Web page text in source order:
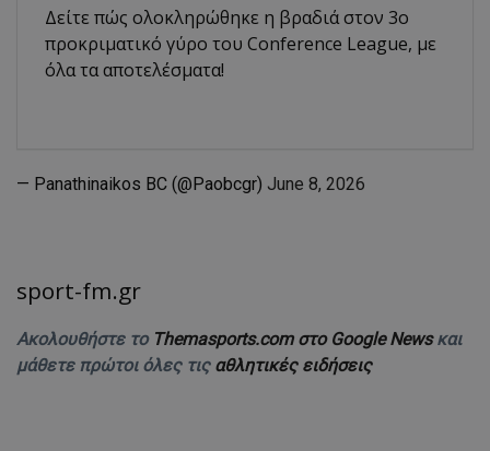
Δείτε πώς ολοκληρώθηκε η βραδιά στον 3ο
προκριματικό γύρο του Conference League, με
όλα τα αποτελέσματα!
— Panathinaikos BC (@Paobcgr) June 8, 2026
sport-fm.gr
Ακολουθήστε το Themasports.com στο Google Newsκαι
μάθετε πρώτοι όλες τις αθλητικές ειδήσεις